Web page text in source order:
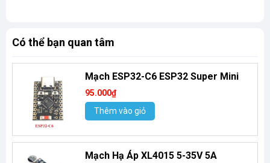
Có thể bạn quan tâm
Mạch ESP32-C6 ESP32 Super Mini
95.000₫
Thêm vào giỏ
Mạch Hạ Áp XL4015 5-35V 5A